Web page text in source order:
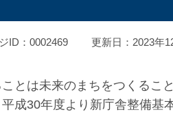
ID：0002469 更新日：2023年
とは未来のまちをつくるこ
成30年度より新庁舎整備基